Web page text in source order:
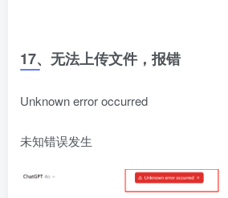
17、无法上传文件，报错
Unknown error occurred
未知错误发生